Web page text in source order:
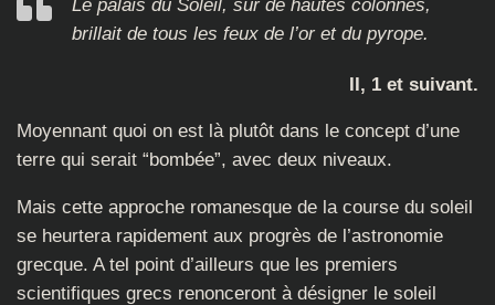
Le palais du Soleil, sur de hautes colonnes,
brillait de tous les feux de l’or et du pyrope.
II, 1 et suivant.
Moyennant quoi on est là plutôt dans le concept d’une
terre qui serait “bombée”, avec deux niveaux.
Mais cette approche romanesque de la course du soleil
se heurtera rapidement aux progrès de l’astronomie
grecque. A tel point d’ailleurs que les premiers
scientifiques grecs renonceront à désigner le soleil